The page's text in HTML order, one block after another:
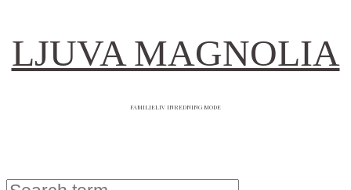
LJUVA MAGNOLIA
FAMILJELIV INREDNING MODE